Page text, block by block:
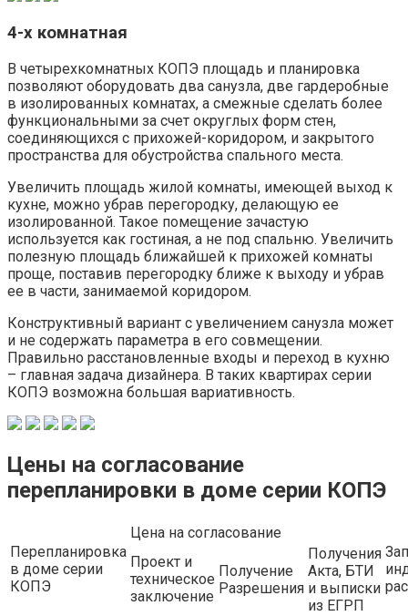
4-х комнатная
В четырехкомнатных КОПЭ площадь и планировка
позволяют оборудовать два санузла, две гардеробные
в изолированных комнатах, а смежные сделать более
функциональными за счет округлых форм стен,
соединяющихся с прихожей-коридором, и закрытого
пространства для обустройства спального места.
Увеличить площадь жилой комнаты, имеющей выход к
кухне, можно убрав перегородку, делающую ее
изолированной. Такое помещение зачастую
используется как гостиная, а не под спальню. Увеличить
полезную площадь ближайшей к прихожей комнаты
проще, поставив перегородку ближе к выходу и убрав
ее в части, занимаемой коридором.
Конструктивный вариант с увеличением санузла может
и не содержать параметра в его совмещении.
Правильно расстановленные входы и переход в кухню
– главная задача дизайнера. В таких квартирах серии
КОПЭ возможна большая вариативность.
Цены на согласование
перепланировки в доме серии КОПЭ
Перепланировка
в доме серии
КОПЭ
Цена на согласование
Проект и
техническое
заключение
Получение
Разрешения
Получения
Акта, БТИ
и выписки
из ЕГРП